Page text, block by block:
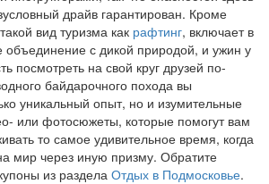
драйв гарантирован. Кроме
вид туризма как рафтинг, включает в
объединение с дикой природой, и ужин у
посмотреть на свой круг друзей по-
байдарочного похода вы
уникальный опыт, но и изумительные
или фотосюжеты, которые помогут вам
то самое удивительное время, когда
мир через иную призму. Обратите
из раздела Отдых в Подмосковье.